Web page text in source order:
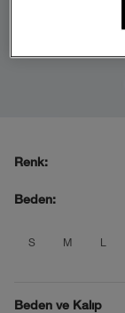
Renk:
Beden:
S M L
Beden ve Kalıp